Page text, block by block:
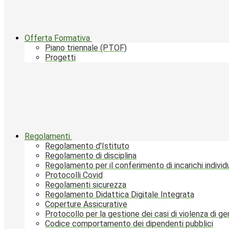
Offerta Formativa
Piano triennale (PTOF)
Progetti
Regolamenti
Regolamento d'Istituto
Regolamento di disciplina
Regolamento per il conferimento di incarichi
Protocolli Covid
Regolamenti sicurezza
Regolamento Didattica Digitale Integrata
Coperture Assicurative
Protocollo per la gestione dei casi di violenza di
Codice comportamento dei dipendenti pubblici